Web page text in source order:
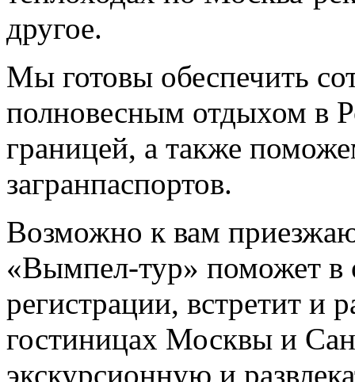
другое.
Мы готовы обеспечить
полновесным отдыхом в
границей, а также
загранпаспортов.
Возможно к вам
«Вымпел-тур» поможет
регистрации, встретит и
гостиницах Москвы и
экскурсионную и